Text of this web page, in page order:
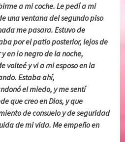
a mi coche. Le pedí a mi
una ventana del segundo piso
me pasara. Estuvo de
por el patio posterior, lejos de
en !o negro de la noche,
volteé y vi a mi esposo en la
Estaba ahí,
el miedo, y me sentí
que creo en Dios, y que
de consuelo y de seguridad
de mi vida. Me empeño en